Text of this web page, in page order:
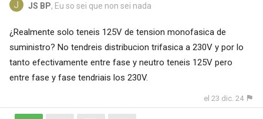
JS BP, Eu so sei que non sei nada
¿Realmente solo teneis 125V de tension monofasica de
suministro? No tendreis distribucion trifasica a 230V y por lo
tanto efectivamente entre fase y neutro teneis 125V pero
entre fase y fase tendriais los 230V.
el 23 dic. 24